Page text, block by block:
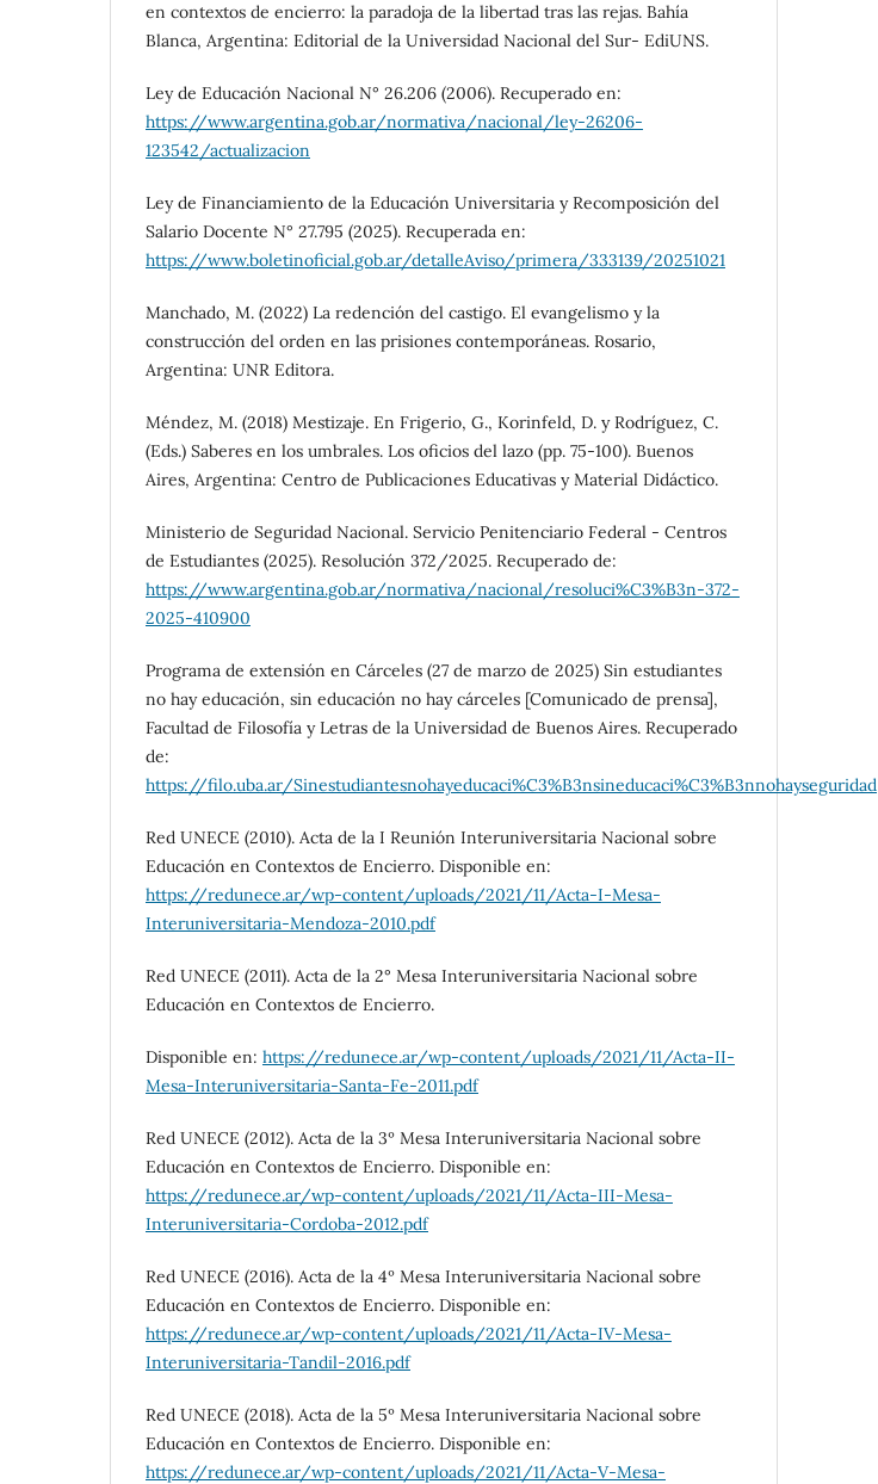
en contextos de encierro: la paradoja de la libertad tras las rejas. Bahía
Blanca, Argentina: Editorial de la Universidad Nacional del Sur- EdiUNS.
Ley de Educación Nacional N° 26.206 (2006). Recuperado en:
https://www.argentina.gob.ar/normativa/nacional/ley-26206-
123542/actualizacion
Ley de Financiamiento de la Educación Universitaria y Recomposición del
Salario Docente N° 27.795 (2025). Recuperada en:
https://www.boletinoficial.gob.ar/detalleAviso/primera/333139/20251021
Manchado, M. (2022) La redención del castigo. El evangelismo y la
construcción del orden en las prisiones contemporáneas. Rosario,
Argentina: UNR Editora.
Méndez, M. (2018) Mestizaje. En Frigerio, G., Korinfeld, D. y Rodríguez, C.
(Eds.) Saberes en los umbrales. Los oficios del lazo (pp. 75-100). Buenos
Aires, Argentina: Centro de Publicaciones Educativas y Material Didáctico.
Ministerio de Seguridad Nacional. Servicio Penitenciario Federal - Centros
de Estudiantes (2025). Resolución 372/2025. Recuperado de:
https://www.argentina.gob.ar/normativa/nacional/resoluci%C3%B3n-372-
2025-410900
Programa de extensión en Cárceles (27 de marzo de 2025) Sin estudiantes
no hay educación, sin educación no hay cárceles [Comunicado de prensa],
Facultad de Filosofía y Letras de la Universidad de Buenos Aires. Recuperado
de:
https://filo.uba.ar/Sinestudiantesnohayeducaci%C3%B3nsineducaci%C3%B3nnohayseguridad
Red UNECE (2010). Acta de la I Reunión Interuniversitaria Nacional sobre
Educación en Contextos de Encierro. Disponible en:
https://redunece.ar/wp-content/uploads/2021/11/Acta-I-Mesa-
Interuniversitaria-Mendoza-2010.pdf
Red UNECE (2011). Acta de la 2° Mesa Interuniversitaria Nacional sobre
Educación en Contextos de Encierro.
Disponible en: https://redunece.ar/wp-content/uploads/2021/11/Acta-II-
Mesa-Interuniversitaria-Santa-Fe-2011.pdf
Red UNECE (2012). Acta de la 3º Mesa Interuniversitaria Nacional sobre
Educación en Contextos de Encierro. Disponible en:
https://redunece.ar/wp-content/uploads/2021/11/Acta-III-Mesa-
Interuniversitaria-Cordoba-2012.pdf
Red UNECE (2016). Acta de la 4º Mesa Interuniversitaria Nacional sobre
Educación en Contextos de Encierro. Disponible en:
https://redunece.ar/wp-content/uploads/2021/11/Acta-IV-Mesa-
Interuniversitaria-Tandil-2016.pdf
Red UNECE (2018). Acta de la 5º Mesa Interuniversitaria Nacional sobre
Educación en Contextos de Encierro. Disponible en:
https://redunece.ar/wp-content/uploads/2021/11/Acta-V-Mesa-